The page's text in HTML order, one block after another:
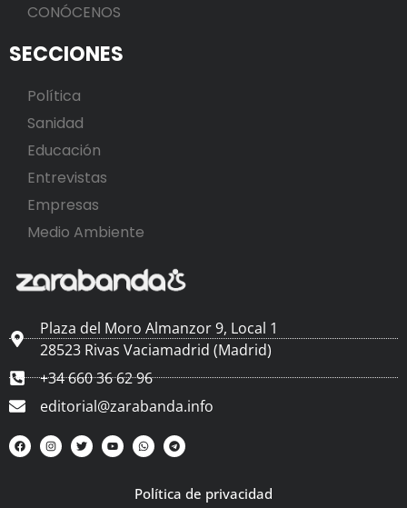
CONÓCENOS
SECCIONES
Política
Sanidad
Educación
Entrevistas
Empresas
Medio Ambiente
Plaza del Moro Almanzor 9, Local 1
28523 Rivas Vaciamadrid (Madrid)
+34 660 36 62 96
editorial@zarabanda.info
Política de privacidad